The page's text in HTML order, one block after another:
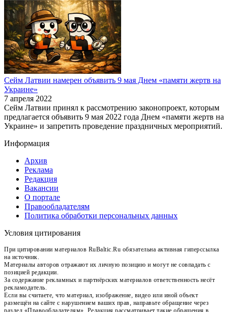
Сейм Латвии намерен объявить 9 мая Днем «памяти жертв на
Украине»
7 апреля 2022
Сейм Латвии принял к рассмотрению законопроект, которым
предлагается объявить 9 мая 2022 года Днем «памяти жертв на
Украине» и запретить проведение праздничных мероприятий.
Информация
Архив
Реклама
Редакция
Вакансии
О портале
Правообладателям
Политика обработки персональных данных
Условия цитирования
При цитировании материалов RuBaltic.Ru обязательна активная гиперссылка
на источник.
Материалы авторов отражают их личную позицию и могут не совпадать с
позицией редакции.
За содержание рекламных и партнёрских материалов ответственность несёт
рекламодатель.
Если вы считаете, что материал, изображение, видео или иной объект
размещён на сайте с нарушением ваших прав, направьте обращение через
раздел «Правообладателям». Редакция рассматривает такие обращения в